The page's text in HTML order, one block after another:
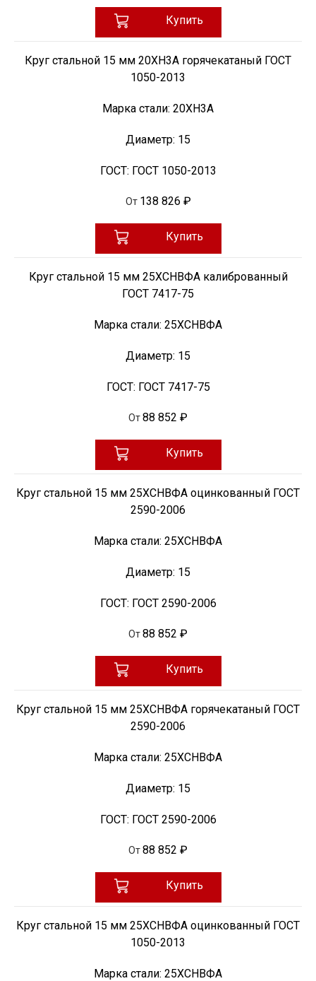
Купить
Круг стальной 15 мм 20ХН3А горячекатаный ГОСТ
1050-2013
Марка стали: 20ХН3А
Диаметр: 15
ГОСТ: ГОСТ 1050-2013
От 138 826 ₽
Купить
Круг стальной 15 мм 25ХСНВФА калиброванный
ГОСТ 7417-75
Марка стали: 25ХСНВФА
Диаметр: 15
ГОСТ: ГОСТ 7417-75
От88 852 ₽
Купить
Круг стальной 15 мм 25ХСНВФА оцинкованный ГОСТ
2590-2006
Марка стали: 25ХСНВФА
Диаметр: 15
ГОСТ: ГОСТ 2590-2006
От88 852 ₽
Купить
Круг стальной 15 мм 25ХСНВФА горячекатаный ГОСТ
2590-2006
Марка стали: 25ХСНВФА
Диаметр: 15
ГОСТ: ГОСТ 2590-2006
От88 852 ₽
Купить
Круг стальной 15 мм 25ХСНВФА оцинкованный ГОСТ
1050-2013
Марка стали: 25ХСНВФА